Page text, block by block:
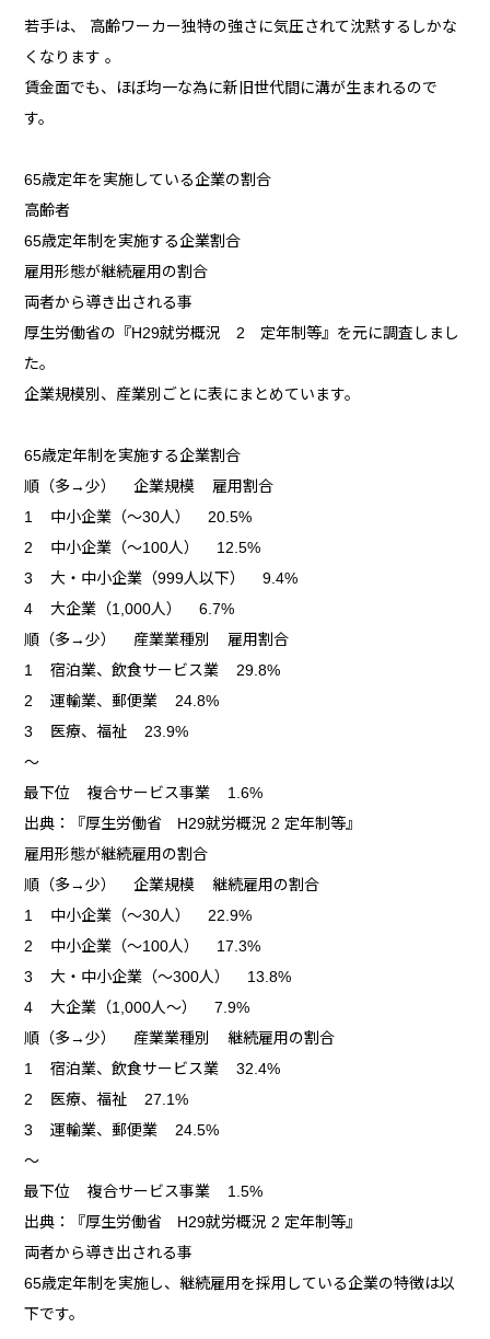
若手は、 高齢ワーカー独特の強さに気圧されて沈黙するしかな
くなります 。
賃金面でも、ほぼ均一な為に新旧世代間に溝が生まれるので
す。
65歳定年を実施している企業の割合
高齢者
65歳定年制を実施する企業割合
雇用形態が継続雇用の割合
両者から導き出される事
厚生労働省の『H29就労概況 2 定年制等』を元に調査しまし
た。
企業規模別、産業別ごとに表にまとめています。
65歳定年制を実施する企業割合
順（多→少） 企業規模 雇用割合
1 中小企業（～30人） 20.5%
2 中小企業（～100人） 12.5%
3 大・中小企業（999人以下） 9.4%
4 大企業（1,000人） 6.7%
順（多→少） 産業業種別 雇用割合
1 宿泊業、飲食サービス業 29.8%
2 運輸業、郵便業 24.8%
3 医療、福祉 23.9%
～
最下位 複合サービス事業 1.6%
出典：『厚生労働省 H29就労概況 2 定年制等』
雇用形態が継続雇用の割合
順（多→少） 企業規模 継続雇用の割合
1 中小企業（～30人） 22.9%
2 中小企業（～100人） 17.3%
3 大・中小企業（～300人） 13.8%
4 大企業（1,000人～） 7.9%
順（多→少） 産業業種別 継続雇用の割合
1 宿泊業、飲食サービス業 32.4%
2 医療、福祉 27.1%
3 運輸業、郵便業 24.5%
～
最下位 複合サービス事業 1.5%
出典：『厚生労働省 H29就労概況 2 定年制等』
両者から導き出される事
65歳定年制を実施し、継続雇用を採用している企業の特徴は以
下です。